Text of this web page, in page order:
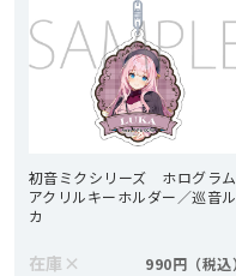
初音ミクシリーズ ホログラム
アクリルキーホルダー／巡音ル
カ
在庫 × 990円